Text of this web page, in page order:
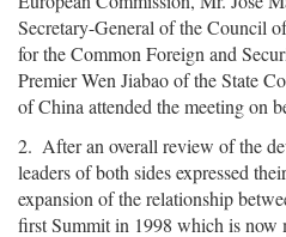
Secretary-General of the Council
for the Common Foreign and
Premier Wen Jiabao of the State
of China attended the meeting on
2. After an overall review of the
leaders of both sides expressed
expansion of the relationship
first Summit in 1998 which is now